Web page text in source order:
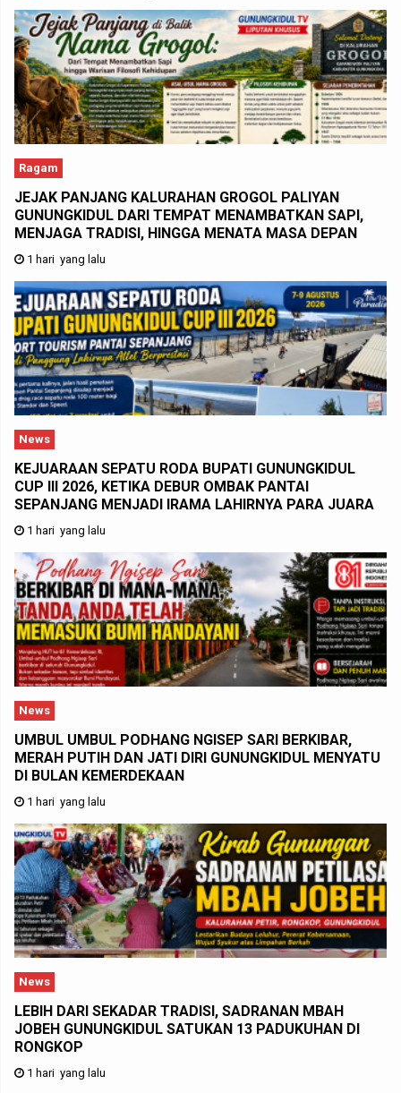
Ragam
JEJAK PANJANG KALURAHAN GROGOL PALIYAN
GUNUNGKIDUL DARI TEMPAT MENAMBATKAN SAPI,
MENJAGA TRADISI, HINGGA MENATA MASA DEPAN
1 hari yang lalu
News
KEJUARAAN SEPATU RODA BUPATI GUNUNGKIDUL
CUP III 2026, KETIKA DEBUR OMBAK PANTAI
SEPANJANG MENJADI IRAMA LAHIRNYA PARA JUARA
1 hari yang lalu
News
UMBUL UMBUL PODHANG NGISEP SARI BERKIBAR,
MERAH PUTIH DAN JATI DIRI GUNUNGKIDUL MENYATU
DI BULAN KEMERDEKAAN
1 hari yang lalu
News
LEBIH DARI SEKADAR TRADISI, SADRANAN MBAH
JOBEH GUNUNGKIDUL SATUKAN 13 PADUKUHAN DI
RONGKOP
1 hari yang lalu